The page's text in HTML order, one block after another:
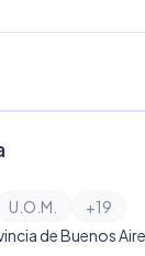
U.O.M. +19